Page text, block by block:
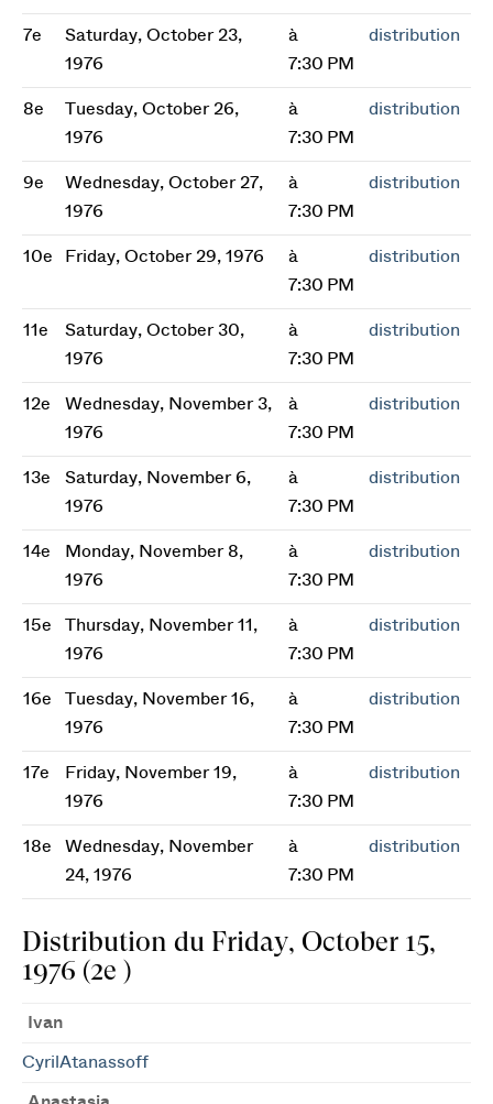
7e
Saturday, October 23,
1976
à
7:30 PM
distribution
8e
Tuesday, October 26,
1976
à
7:30 PM
distribution
9e
Wednesday, October 27,
1976
à
7:30 PM
distribution
10e Friday, October 29, 1976
à
7:30 PM
distribution
11e
Saturday, October 30,
1976
à
7:30 PM
distribution
12e
Wednesday, November 3,
1976
à
7:30 PM
distribution
13e
Saturday, November 6,
1976
à
7:30 PM
distribution
14e
Monday, November 8,
1976
à
7:30 PM
distribution
15e
Thursday, November 11,
1976
à
7:30 PM
distribution
16e
Tuesday, November 16,
1976
à
7:30 PM
distribution
17e
Friday, November 19,
1976
à
7:30 PM
distribution
18e
Wednesday, November
24, 1976
à
7:30 PM
distribution
Distribution du Friday, October 15,
1976 (2e )
Ivan
CyrilAtanassoff